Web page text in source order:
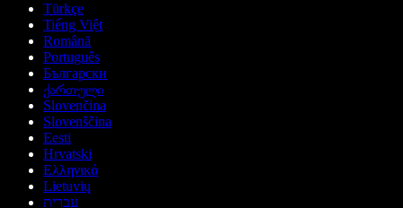
Türkçe
Tiếng Việt
Română
Português
Български
ქართული
Slovenčina
Slovenščina
Eesti
Hrvatski
Ελληνικά
Lietuvių
עברית